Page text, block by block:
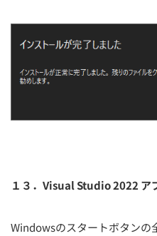
１３．Visual Studio 2022 ア
Windowsのスタートボタンの